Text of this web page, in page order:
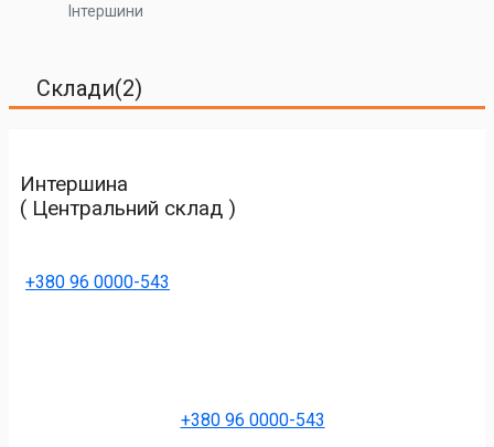
Інтершини
Склади(2)
Интершина
( Центральний склад )
+380 96 0000-543
+380 96 0000-543